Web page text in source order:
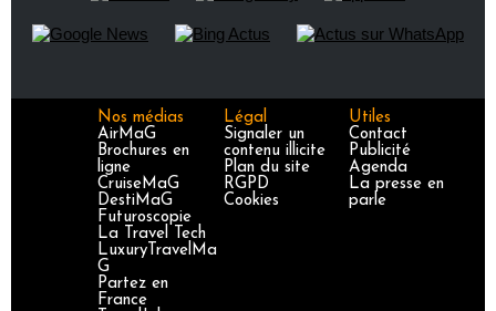
Nos médias
AirMaG
Brochures en
ligne
CruiseMaG
DestiMaG
Futuroscopie
La Travel Tech
LuxuryTravelMa
G
Partez en
France
Légal
Signaler un
contenu illicite
Plan du site
RGPD
Cookies
Utiles
Contact
Publicité
Agenda
La presse en
parle